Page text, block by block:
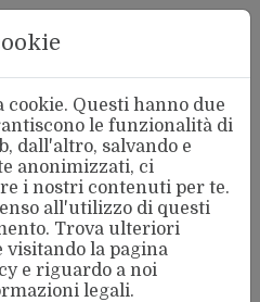
cookie. Questi hanno due
le funzionalità di
dall'altro, salvando e
anonimizzati, ci
i nostri contenuti per te.
all'utilizzo di questi
Trova ulteriori
la pagina
e riguardo a noi
legali.